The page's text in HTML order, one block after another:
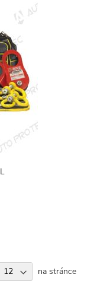
na stránce